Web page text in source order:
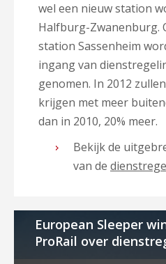
wel een nieuw station
Halfburg-Zwanenburg.
station Sassenheim
ingang van
genomen. In 2012
krijgen met meer
dan in 2010, 20% meer.
Bekijk de
van de
European Sleeper
ProRail over